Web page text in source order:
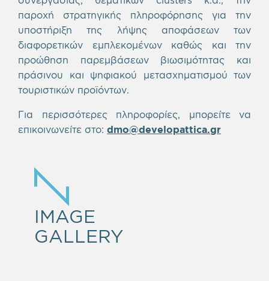
παροχή στρατηγικής πληροφόρησης για την
υποστήριξη της λήψης αποφάσεων των
διαφορετικών εμπλεκομένων καθώς και την
προώθηση παρεμβάσεων βιωσιμότητας και
πράσινου και ψηφιακού μετασχηματισμού των
τουριστικών προϊόντων.
Για περισσότερες πληροφορίες, μπορείτε να
επικοινωνείτε στο: dmo@developattica.gr
IMAGE
GALLERY